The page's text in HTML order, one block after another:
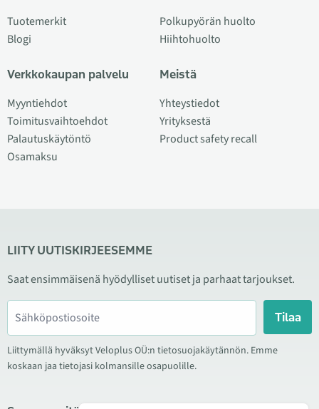
Tuotemerkit
Blogi
Verkkokaupan palvelu
Myyntiehdot
Toimitusvaihtoehdot
Palautuskäytöntö
Osamaksu
Polkupyörän huolto
Hiihtohuolto
Meistä
Yhteystiedot
Yrityksestä
Product safety recall
LIITY UUTISKIRJEESEMME
Saat ensimmäisenä hyödylliset uutiset ja parhaat tarjoukset.
Tilaa
Liittymällä hyväksyt Veloplus OÜ:n tietosuojakäytännön. Emme
koskaan jaa tietojasi kolmansille osapuolille.